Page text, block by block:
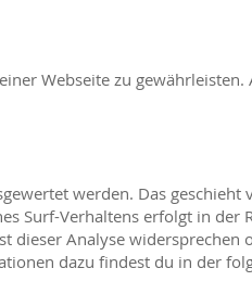
Webseite zu gewährleisten.
werden. Das geschieht
Surf-Verhaltens erfolgt in der
dieser Analyse widersprechen
dazu findest du in der